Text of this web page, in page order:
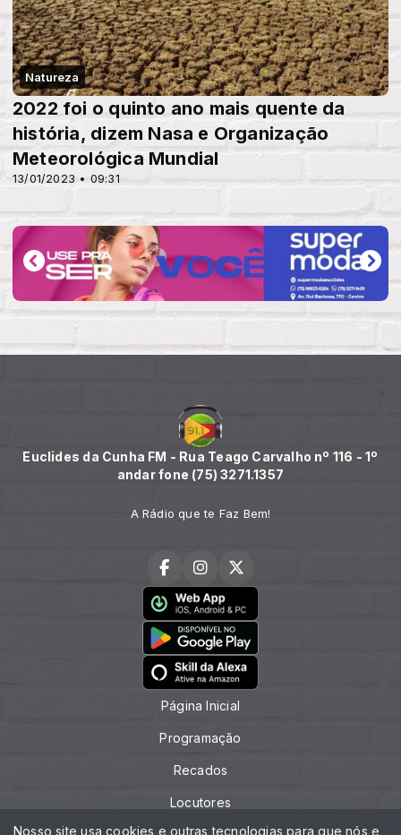
Natureza
13/01/2023 • 09:31
2022 foi o quinto ano mais quente da
história, dizem Nasa e Organização
Meteorológica Mundial
Euclides da Cunha FM - Rua Teago Carvalho nº 116 - 1º
andar fone (75) 3271.1357
A Rádio que te Faz Bem!
Página Inicial
Programação
Recados
Locutores
Nosso site usa cookies e outras tecnologias para que nós e